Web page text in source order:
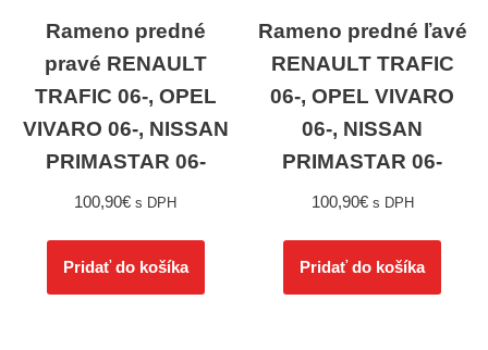
Rameno predné
pravé RENAULT
TRAFIC 06-, OPEL
VIVARO 06-, NISSAN
PRIMASTAR 06-
100,90€ s DPH
Pridať do košíka
Rameno predné ľavé
RENAULT TRAFIC
06-, OPEL VIVARO
06-, NISSAN
PRIMASTAR 06-
100,90€ s DPH
Pridať do košíka